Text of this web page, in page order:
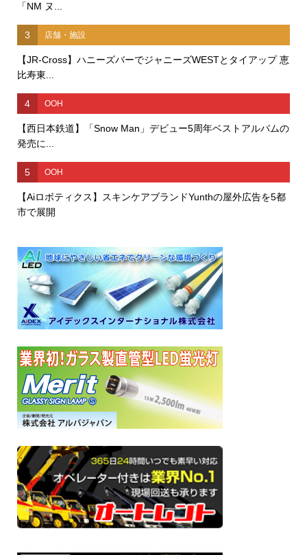
「NM ヌ...
3 店舗・施設
【JR-Cross】ハニーズバーでジャニーズWESTとタイアップ 恵
比寿東...
4 OOH
【西日本鉄道】「Snow Man」デビュー5周年ベストアルバムの
発売に...
5 OOH
【Aiロボティクス】スキンケアブランドYunthの屋外広告を5都
市で展開